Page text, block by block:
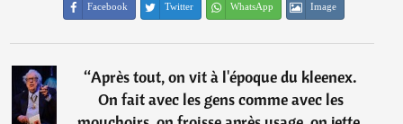
Facebook Twitter WhatsApp Image
“Après tout, on vit à l'époque du kleenex.
On fait avec les gens comme avec les